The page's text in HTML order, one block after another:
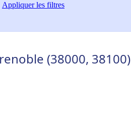
Appliquerles filtres
(38000, 38100)